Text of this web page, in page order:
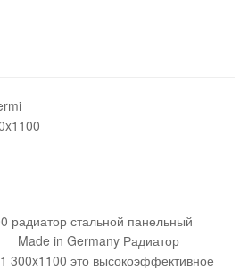
радиатор стальной панельный
Made in Germany Радиатор
300x1100 это высокоэффективное